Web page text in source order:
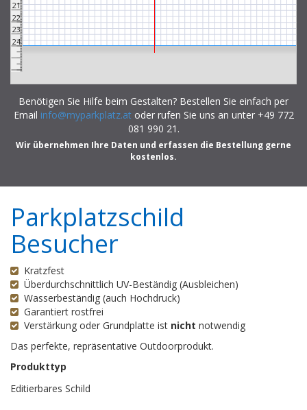
21
22
23
24
Benötigen Sie Hilfe beim Gestalten? Bestellen Sie einfach per
Email info@myparkplatz.at oder rufen Sie uns an unter +49 772
081 990 21.
Wir übernehmen Ihre Daten und erfassen die Bestellung gerne
kostenlos.
Parkplatzschild
Besucher
Kratzfest
Überdurchschnittlich UV-Beständig (Ausbleichen)
Wasserbeständig (auch Hochdruck)
Garantiert rostfrei
Verstärkung oder Grundplatte ist nicht notwendig
Das perfekte, repräsentative Outdoorprodukt.
Produkttyp
Editierbares Schild